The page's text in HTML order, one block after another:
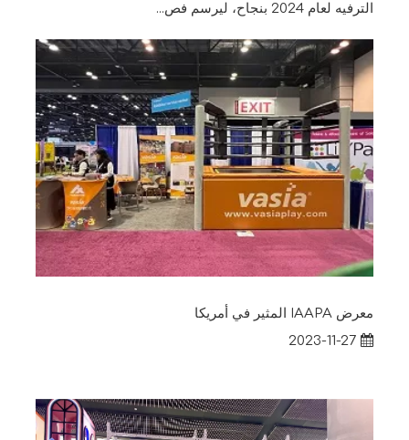
الترفيه لعام 2024 بنجاح، ليرسم فص...
معرض IAAPA المثير في أمريكا